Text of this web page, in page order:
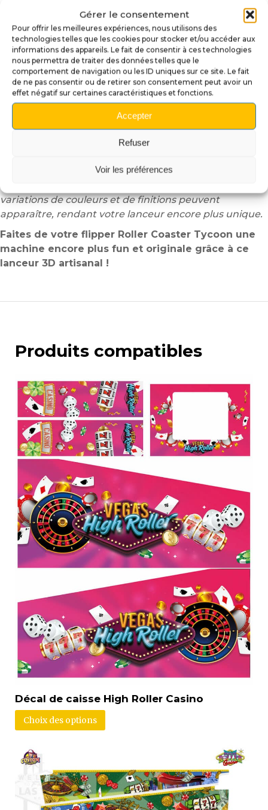
Gérer le consentement
Pour offrir les meilleures expériences, nous utilisons des
technologies telles que les cookies pour stocker et/ou accéder aux
informations des appareils. Le fait de consentir à ces technologies
nous permettra de traiter des données telles que le
comportement de navigation ou les ID uniques sur ce site. Le fait
de ne pas consentir ou de retirer son consentement peut avoir un
effet négatif sur certaines caractéristiques et fonctions.
Accepter
Refuser
Voir les préférences
Ainsi, la personnalisation de votre flipper est
immédiate et accessible à tous.
📦 Caractéristiques :
Design unique : Panda et rhinocéros en wagon jaune.
Impression 3D haute précision.
Peinture artisanale et vernis brillant pour une
installation fiable.
variations de couleurs et de finitions peuvent
apparaître, rendant votre lanceur encore plus unique.
Faites de votre flipper Roller Coaster Tycoon une
machine encore plus fun et originale grâce à ce
lanceur 3D artisanal !
Produits compatibles
Décal de caisse High Roller Casino
Choix des options